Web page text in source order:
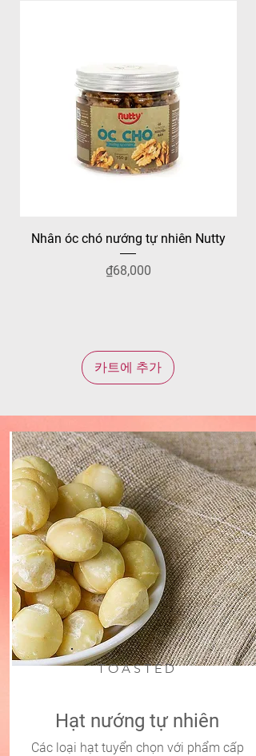
Nhân óc chó nướng tự nhiên Nutty
가격
₫68,000
카트에 추가
TOASTED
Hạt nướng tự nhiên
Các loại hạt tuyển chọn với phẩm cấp